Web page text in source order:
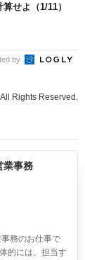
せよ（1/11）
by
Rights Reserved.
業事務
務のお仕事で
的には、担当す